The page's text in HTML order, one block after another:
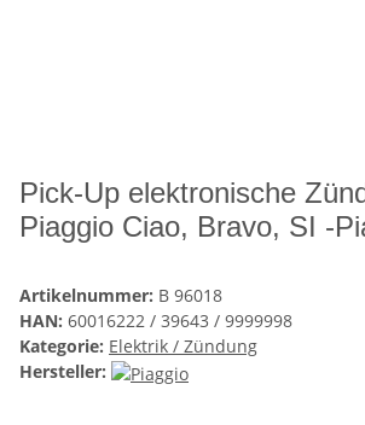
Pick-Up elektronische
Piaggio Ciao, Bravo, SI -
Artikelnummer: B 96018
HAN: 60016222 / 39643 / 9999998
Kategorie: Elektrik / Zündung
Hersteller: